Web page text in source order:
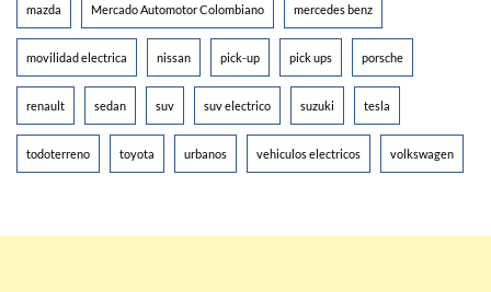
mazda Mercado Automotor Colombiano mercedes benz
movilidad electrica nissan pick-up pick ups porsche
renault sedan suv suv electrico suzuki tesla
todoterreno toyota urbanos vehiculos electricos volkswagen